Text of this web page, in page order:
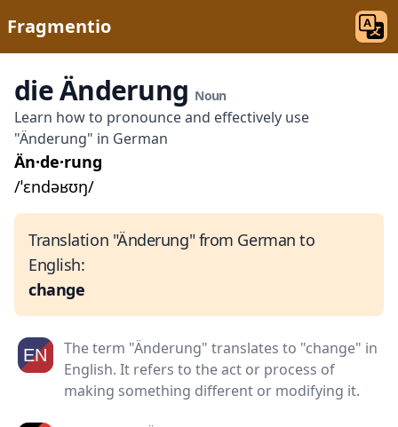
Fragmentio
die Änderung Noun
Learn how to pronounce and effectively use
"Änderung" in German
Än·de·rung
/ˈɛndəʁʊŋ/
Translation "Änderung" from German to
English:
change
The term "Änderung" translates to "change" in
English. It refers to the act or process of
making something different or modifying it.